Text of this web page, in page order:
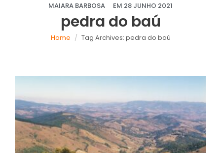
MAIARA BARBOSA EM 28 JUNHO 2021
pedra do baú
Home Tag Archives: pedra do baú